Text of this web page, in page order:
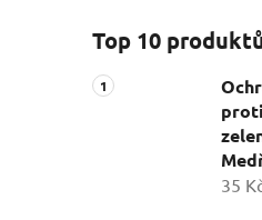
Top 10
35